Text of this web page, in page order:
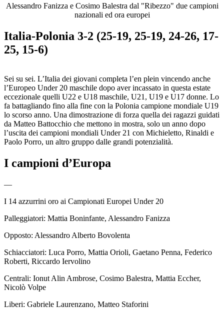
Alessandro Fanizza e Cosimo Balestra dal "Ribezzo" due campioni
nazionali ed ora europei
Italia-Polonia 3-2 (25-19, 25-19, 24-26, 17-
25, 15-6)
Sei su sei. L’Italia dei giovani completa l’en plein vincendo anche
l’Europeo Under 20 maschile dopo aver incassato in questa estate
eccezionale quelli U22 e U18 maschile, U21, U19 e U17 donne. Lo
fa battagliando fino alla fine con la Polonia campione mondiale U19
lo scorso anno. Una dimostrazione di forza quella dei ragazzi guidati
da Matteo Battocchio che mettono in mostra, solo un anno dopo
l’uscita dei campioni mondiali Under 21 con Michieletto, Rinaldi e
Paolo Porro, un altro gruppo dalle grandi potenzialità.
I campioni d’Europa
—
I 14 azzurrini oro ai Campionati Europei Under 20
Palleggiatori: Mattia Boninfante, Alessandro Fanizza
Opposto: Alessandro Alberto Bovolenta
Schiacciatori: Luca Porro, Mattia Orioli, Gaetano Penna, Federico
Roberti, Riccardo Iervolino
Centrali: Ionut Alin Ambrose, Cosimo Balestra, Mattia Eccher,
Nicolò Volpe
Liberi: Gabriele Laurenzano, Matteo Staforini